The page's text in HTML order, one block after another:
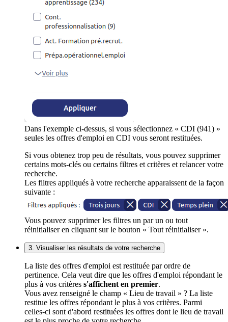
Dans l'exemple ci-dessus, si vous sélectionnez « CDI (941) »
seules les offres d'emploi en CDI vous seront restituées.
Si vous obtenez trop peu de résultats, vous pouvez supprimer
certains mots-clés ou certains filtres et critères et relancer votre
recherche.
Les filtres appliqués à votre recherche apparaissent de la façon
suivante :
Vous pouvez supprimer les filtres un par un ou tout
réinitialiser en cliquant sur le bouton « Tout réinitialiser ».
3. Visualiser les résultats de votre recherche
La liste des offres d'emploi est restituée par ordre de
pertinence. Cela veut dire que les offres d'emploi répondant le
plus à vos critères s'affichent en premier.
Vous avez renseigné le champ « Lieu de travail » ? La liste
restitue les offres répondant le plus à vos critères. Parmi
celles-ci sont d'abord restituées les offres dont le lieu de travail